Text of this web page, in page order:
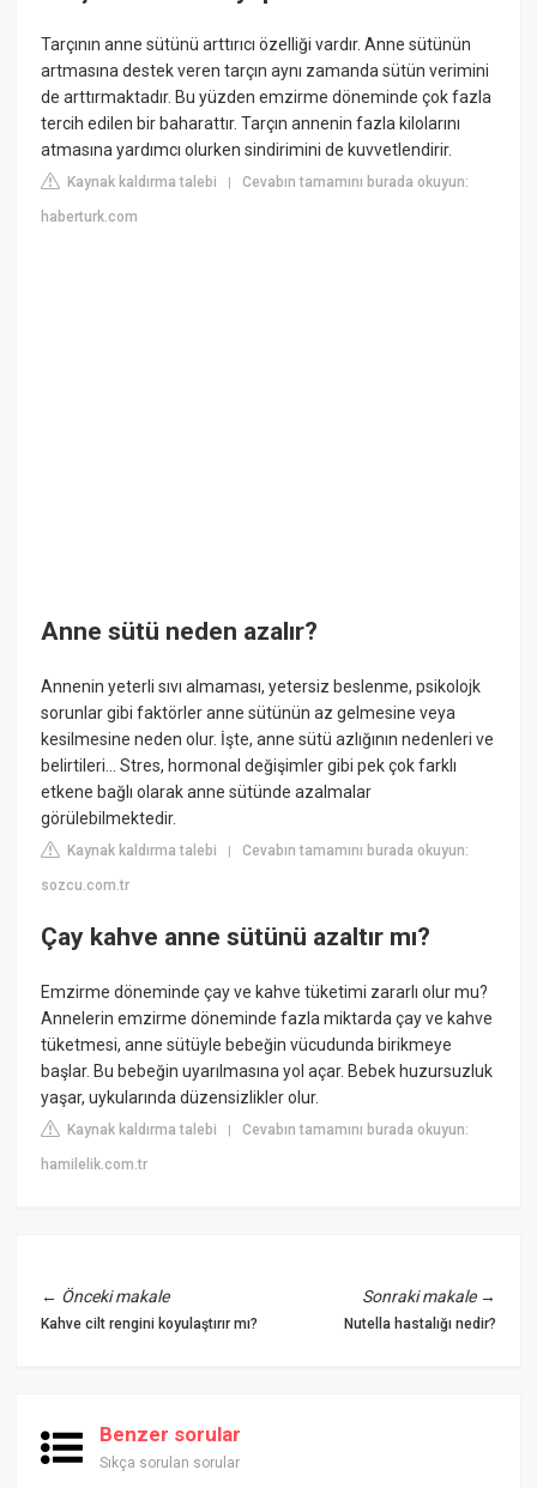
Tarçının anne sütünü arttırıcı özelliği vardır. Anne sütünün
artmasına destek veren tarçın aynı zamanda sütün verimini
de arttırmaktadır. Bu yüzden emzirme döneminde çok fazla
tercih edilen bir baharattır. Tarçın annenin fazla kilolarını
atmasına yardımcı olurken sindirimini de kuvvetlendirir.
Kaynak kaldırma talebi |Cevabın tamamını burada okuyun:
haberturk.com
Anne sütü neden azalır?
Annenin yeterli sıvı almaması, yetersiz beslenme, psikolojk
sorunlar gibi faktörler anne sütünün az gelmesine veya
kesilmesine neden olur. İşte, anne sütü azlığının nedenleri ve
belirtileri... Stres, hormonal değişimler gibi pek çok farklı
etkene bağlı olarak anne sütünde azalmalar
görülebilmektedir.
Kaynak kaldırma talebi |Cevabın tamamını burada okuyun:
sozcu.com.tr
Çay kahve anne sütünü azaltır mı?
Emzirme döneminde çay ve kahve tüketimi zararlı olur mu?
Annelerin emzirme döneminde fazla miktarda çay ve kahve
tüketmesi, anne sütüyle bebeğin vücudunda birikmeye
başlar. Bu bebeğin uyarılmasına yol açar. Bebek huzursuzluk
yaşar, uykularında düzensizlikler olur.
Kaynak kaldırma talebi |Cevabın tamamını burada okuyun:
hamilelik.com.tr
← Önceki makale
Kahve cilt rengini koyulaştırır mı?
Sonraki makale→
Nutella hastalığı nedir?
Benzer sorular
Sıkça sorulan sorular